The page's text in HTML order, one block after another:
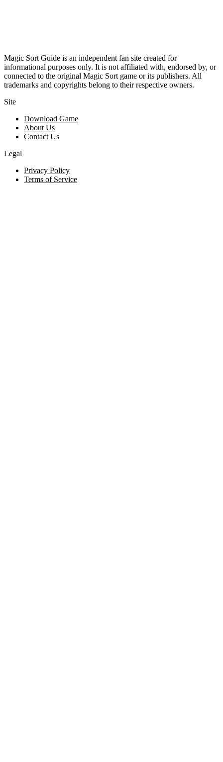
Magic Sort Guide is an independent fan site created for
informational purposes only. It is not affiliated with, endorsed by, or
connected to the original Magic Sort game or its publishers. All
trademarks and copyrights belong to their respective owners.
Site
Download Game
About Us
Contact Us
Legal
Privacy Policy
Terms of Service